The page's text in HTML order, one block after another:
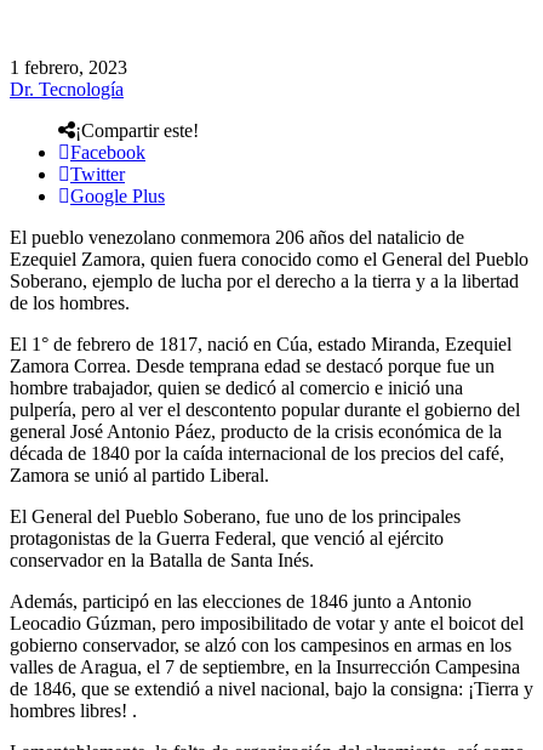
1 febrero, 2023
Dr. Tecnología
¡Compartir este!
Facebook
Twitter
Google Plus
El pueblo venezolano conmemora 206 años del natalicio de
Ezequiel Zamora, quien fuera conocido como el General del Pueblo
Soberano, ejemplo de lucha por el derecho a la tierra y a la libertad
de los hombres.
El 1° de febrero de 1817, nació en Cúa, estado Miranda, Ezequiel
Zamora Correa. Desde temprana edad se destacó porque fue un
hombre trabajador, quien se dedicó al comercio e inició una
pulpería, pero al ver el descontento popular durante el gobierno del
general José Antonio Páez, producto de la crisis económica de la
década de 1840 por la caída internacional de los precios del café,
Zamora se unió al partido Liberal.
El General del Pueblo Soberano, fue uno de los principales
protagonistas de la Guerra Federal, que venció al ejército
conservador en la Batalla de Santa Inés.
Además, participó en las elecciones de 1846 junto a Antonio
Leocadio Gúzman, pero imposibilitado de votar y ante el boicot del
gobierno conservador, se alzó con los campesinos en armas en los
valles de Aragua, el 7 de septiembre, en la Insurrección Campesina
de 1846, que se extendió a nivel nacional, bajo la consigna: ¡Tierra y
hombres libres! .